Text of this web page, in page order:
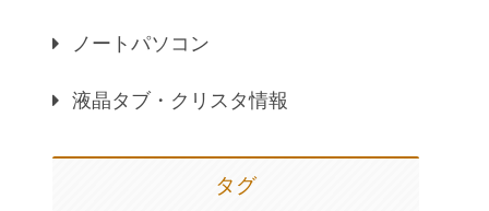
ノートパソコン
液晶タブ・クリスタ情報
タグ